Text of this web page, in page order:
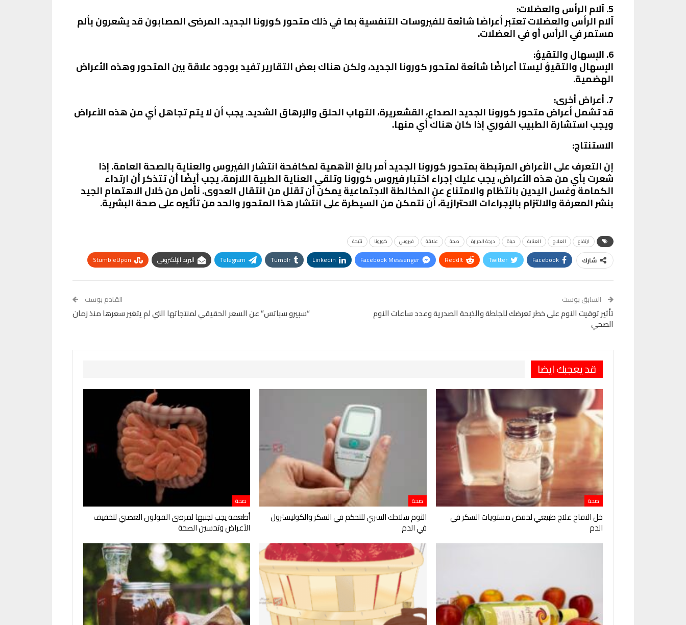
5. آلام الرأس والعضلات:
آلام الرأس والعضلات تعتبر أعراضًا شائعة للفيروسات التنفسية بما في ذلك متحور كورونا الجديد. المرضى المصابون قد يشعرون بألم
مستمر في الرأس أو في العضلات.
6. الإسهال والتقيؤ:
الإسهال والتقيؤ ليستا أعراضًا شائعة لمتحور كورونا الجديد، ولكن هناك بعض التقارير تفيد بوجود علاقة بين المتحور وهذه الأعراض
الهضمية.
7. أعراض أخرى:
قد تشمل أعراض متحور كورونا الجديد الصداع، القشعريرة، التهاب الحلق والإرهاق الشديد. يجب أن لا يتم تجاهل أي من هذه الأعراض
ويجب استشارة الطبيب الفوري إذا كان هناك أي منها.
الاستنتاج:
إن التعرف على الأعراض المرتبطة بمتحور كورونا الجديد أمر بالغ الأهمية لمكافحة انتشار الفيروس والعناية بالصحة العامة. إذا
شعرت بأي من هذه الأعراض، يجب عليك إجراء اختبار فيروس كورونا وتلقي العناية الطبية اللازمة. يجب أيضًا أن تتذكر أن ارتداء
الكمامة وغسل اليدين بانتظام والامتناع عن المخالطة الاجتماعية يمكن أن تقلل من انتقال العدوى. نأمل من خلال الاهتمام الجيد
بنشر المعرفة والالتزام بالإجراءات الاحترازية، أن نتمكن من السيطرة على انتشار هذا المتحور والحد من تأثيره على صحة البشرية.
ارتفاع العلاج العناية حياة درجة الحرارة صحة علاقة فيروس كورونا نتيجة
شارك Facebook
Twitter
ReddIt
Facebook Messenger
Linkedin
Tumblr
Telegram البريد الإلكتروني
StumbleUpon
السابق بوست
تأثير توقيت النوم على خطر تعرضك للجلطة والذبحة الصدرية وعدد ساعات النوم
الصحي
القادم بوست
“سبيرو سباتس” عن السعر الحقيقي لمنتجاتها التي لم يتغير سعرها منذ زمان
قد يعجبك ايضا
صحة
خل التفاح علاج طبيعي لخفض مستويات السكر في
الدم
صحة
الثوم سلاحك السري للتحكم في السكر والكوليسترول
في الدم
صحة
أطعمة يجب تجنبها لمرضى القولون العصبي لتخفيف
الأعراض وتحسين الصحة